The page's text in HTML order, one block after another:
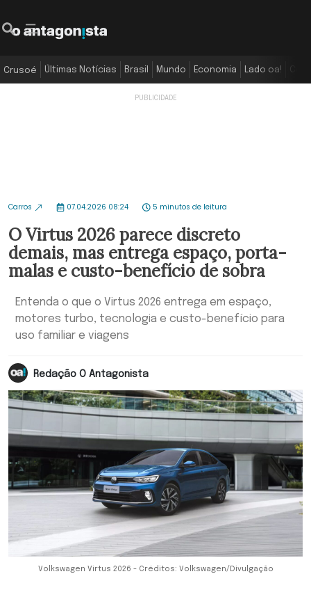
Crusoé Últimas Notícias Brasil Mundo Economia Lado oa!
Carros 07.04.2026 08:24 5 minutos de leitura
O Virtus 2026 parece discreto
demais, mas entrega espaço, porta-
malas e custo-benefício de sobra
Entenda o que o Virtus 2026 entrega em espaço,
motores turbo, tecnologia e custo-benefício para
uso familiar e viagens
Redação O Antagonista
Volkswagen Virtus 2026 - Créditos: Volkswagen/Divulgação